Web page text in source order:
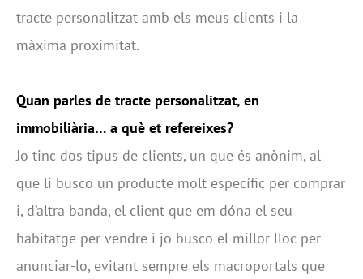
tracte personalitzat amb els meus clients i la
màxima proximitat.
Quan parles de tracte personalitzat, en
immobiliària… a què et refereixes?
Jo tinc dos tipus de clients, un que és anònim, al
que li busco un producte molt específic per comprar
i, d’altra banda, el client que em dóna el seu
habitatge per vendre i jo busco el millor lloc per
anunciar-lo, evitant sempre els macroportals que